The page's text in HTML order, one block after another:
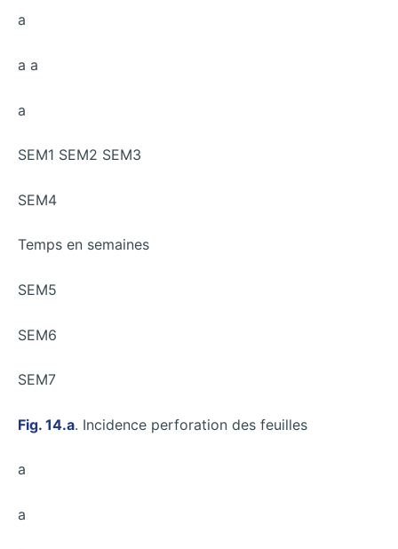
a
a a
a
SEM1 SEM2 SEM3
SEM4
Temps en semaines
SEM5
SEM6
SEM7
Fig. 14.a. Incidence perforation des feuilles
a
a